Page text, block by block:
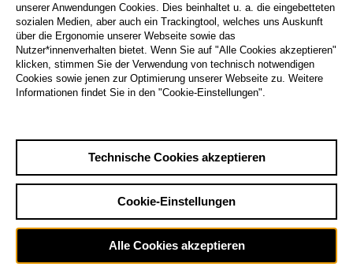
Spielplan
Mittwoch aus Licht
Großes Haus
Sa 19.9.26
Sa 26.9.26
So 27.9.26
unserer Anwendungen Cookies. Dies beinhaltet u. a. die eingebetteten
sozialen Medien, aber auch ein Trackingtool, welches uns Auskunft
über die Ergonomie unserer Webseite sowie das
Nutzer*innenverhalten bietet. Wenn Sie auf "Alle Cookies akzeptieren"
klicken, stimmen Sie der Verwendung von technisch notwendigen
Cookies sowie jenen zur Optimierung unserer Webseite zu. Weitere
Informationen findet Sie in den "Cookie-Einstellungen".
Technische Cookies akzeptieren
Cookie-Einstellungen
Alle Cookies akzeptieren